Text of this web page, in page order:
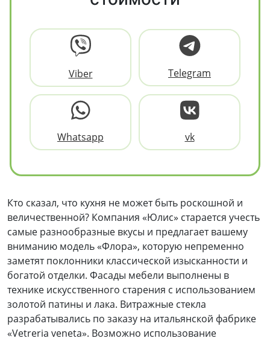
Viber Telegram
Whatsapp vk
Кто сказал, что кухня не может быть роскошной и
величественной? Компания «Юлис» старается учесть
самые разнообразные вкусы и предлагает вашему
вниманию модель «Флора», которую непременно
заметят поклонники классической изысканности и
богатой отделки. Фасады мебели выполнены в
технике искусственного старения с использованием
золотой патины и лака. Витражные стекла
разрабатывались по заказу на итальянской фабрике
«Vetreria veneta». Возможно использование